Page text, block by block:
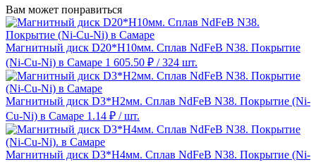
Вам может понравиться
Магнитный диск D20*H10мм. Сплав NdFeB N38. Покрытие
(Ni-Cu-Ni) в Самаре 1 605.50 ₽ / 324 шт.
Магнитный диск D3*H2мм. Сплав NdFeB N38. Покрытие (Ni-
Cu-Ni) в Самаре 1.14 ₽ / шт.
Магнитный диск D3*H4мм. Сплав NdFeB N38. Покрытие (Ni-